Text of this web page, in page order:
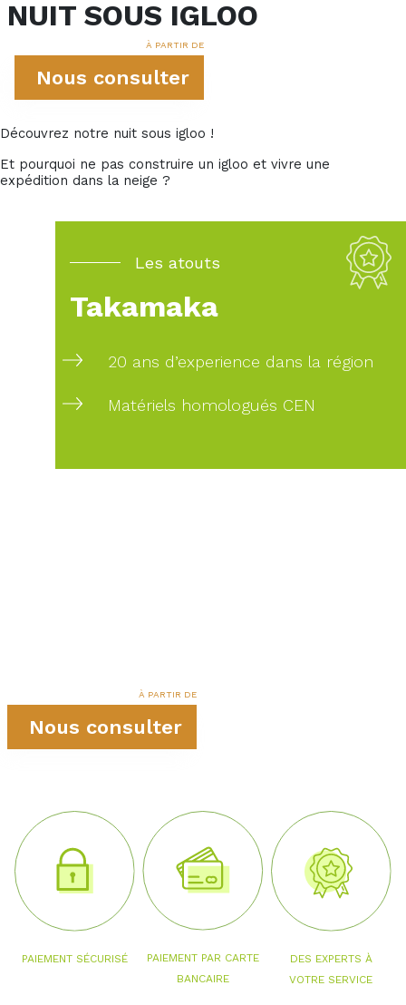
NUIT SOUS IGLOO
À PARTIR DE
Nous consulter
Découvrez notre nuit sous igloo !
Et pourquoi ne pas construire un igloo et vivre une
expédition dans la neige ?
Les atouts
Takamaka
20 ans d’experience dans la région
Matériels homologués CEN
À PARTIR DE
Nous consulter
PAIEMENT SÉCURISÉ
PAIEMENT PAR CARTE
BANCAIRE
DES EXPERTS À
VOTRE SERVICE